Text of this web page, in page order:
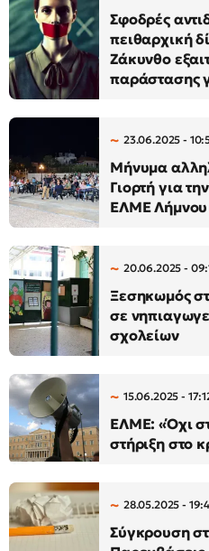
Σφοδρές
πειθαρχική
Ζάκυνθο
παράστασης
23.06.2025 -
Μήνυμα
Γιορτή για
ΕΛΜΕ Λήμνου
20.06.2025 -
Ξεσηκωμός
σε
σχολείων
15.06.2025 -
ΕΛΜΕ: «Όχι
στήριξη στο
28.05.2025 -
Σύγκρουση